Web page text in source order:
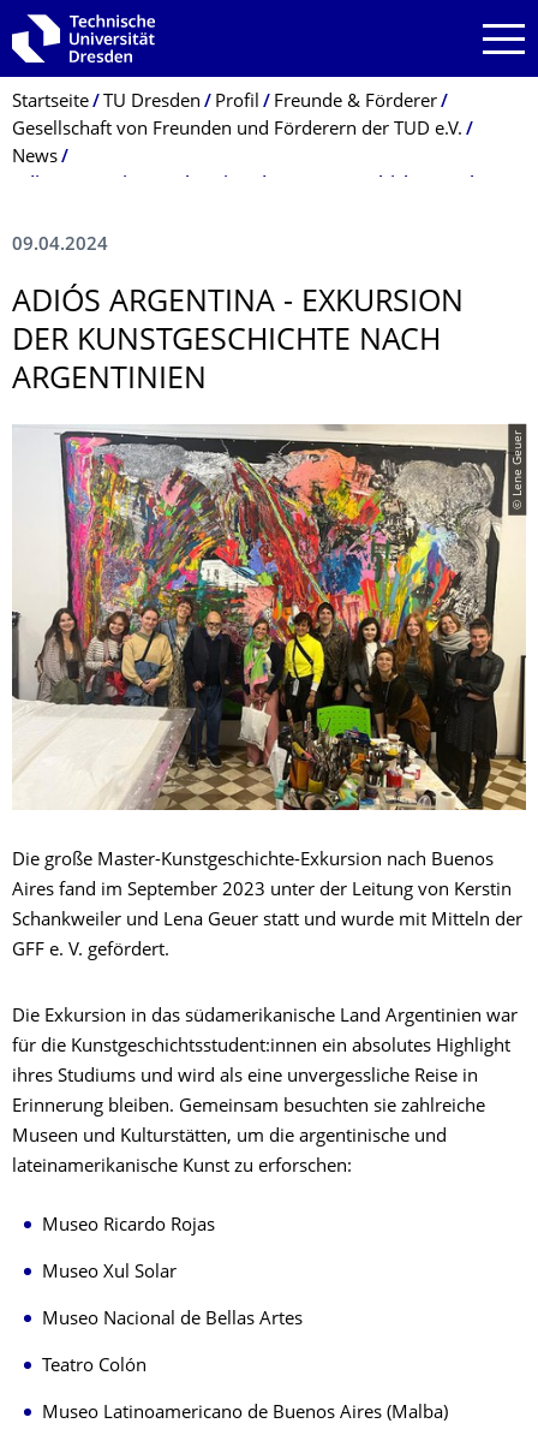
Zur Hauptnavigation springen
Zur Suche springen
Zum Inhalt springen
Breadcrumb-Menü
Startseite TU Dresden Profil
Freunde & Förderer
Gesellschaft von Freunden und Förderern der TUD e.V.
News
09.04.2024
ADIÓS ARGENTINA - EXKURSION
DER KUNSTGESCHICHTE NACH
ARGENTINIEN
© Lene Geuer
Die große Master-Kunstgeschichte-Exkursion nach Buenos
Aires fand im September 2023 unter der Leitung von Kerstin
Schankweiler und Lena Geuer statt und wurde mit Mitteln der
GFF e. V. gefördert.
Die Exkursion in das südamerikanische Land Argentinien war
für die Kunstgeschichtsstudent:innen ein absolutes Highlight
ihres Studiums und wird als eine unvergessliche Reise in
Erinnerung bleiben. Gemeinsam besuchten sie zahlreiche
Museen und Kulturstätten, um die argentinische und
lateinamerikanische Kunst zu erforschen:
Museo Ricardo Rojas
Museo Xul Solar
Museo Nacional de Bellas Artes
Teatro Colón
Museo Latinoamericano de Buenos Aires (Malba)